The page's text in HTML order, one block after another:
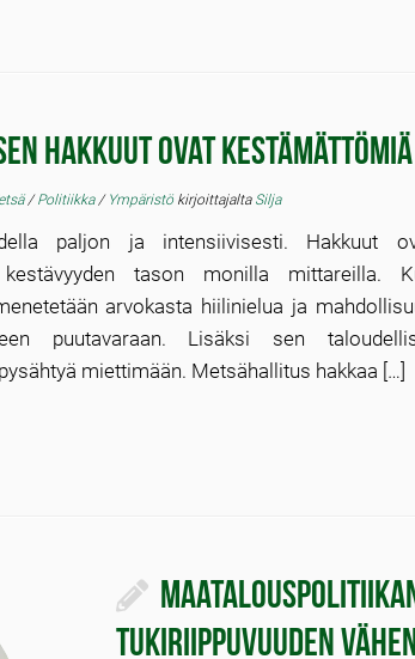
hakkuut ovat kestämättömiä
/Politiikka/ Ympäristö kirjoittajalta Silja
paljon ja intensiivisesti. Hakkuut
kestävyyden tason monilla mittareilla.
arvokasta hiilinielua ja
puutavaraan. Lisäksi sen
miettimään. Metsähallitus hakkaa […]
tukiriippuvuuden